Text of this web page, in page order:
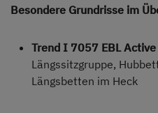
Besondere Grundrisse im
Trend I 7057 EBL Active
Längssitzgruppe,
Längsbetten im Heck